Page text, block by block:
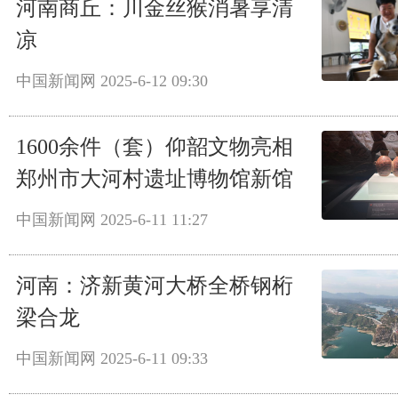
河南商丘：川金丝猴消暑享清
凉
中国新闻网 2025-6-12 09:30
1600余件（套）仰韶文物亮相
郑州市大河村遗址博物馆新馆
中国新闻网 2025-6-11 11:27
河南：济新黄河大桥全桥钢桁
梁合龙
中国新闻网 2025-6-11 09:33